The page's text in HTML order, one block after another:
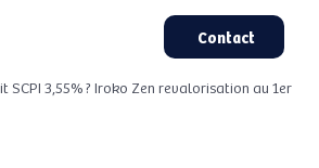
3,55% ? Iroko Zen revalorisation au 1er
Contact